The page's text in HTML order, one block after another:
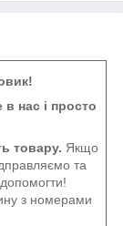
нас і просто
товару. Якщо
та
з номерами